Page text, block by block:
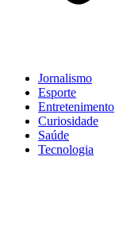
Jornalismo
Esporte
Entretenimento
Curiosidade
Saúde
Tecnologia